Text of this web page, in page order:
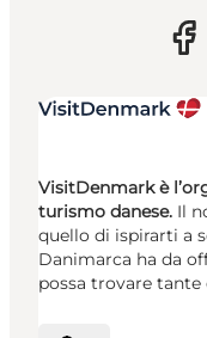
VisitDenmark è
turismo danese. Il
quello di ispirarti a
Danimarca ha da
possa trovare tante